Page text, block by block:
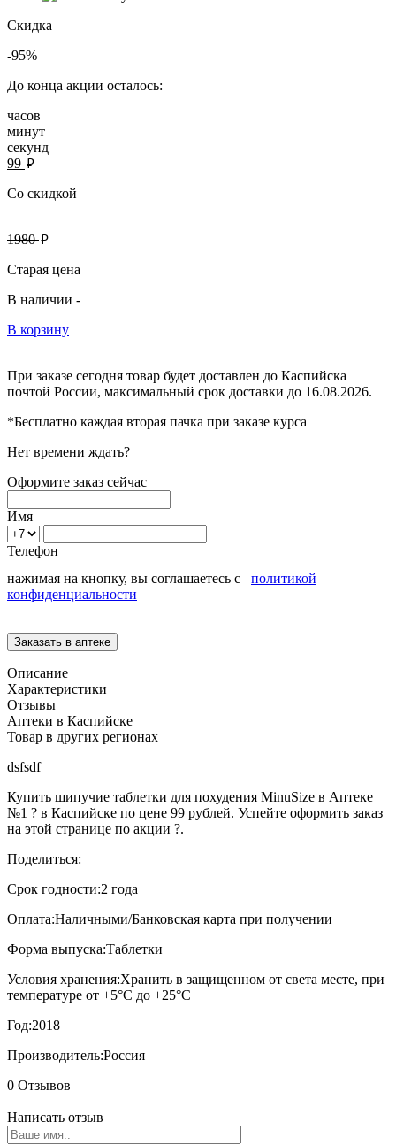
Скидка
-95%
До конца акции осталось:
часов
минут
секунд
99 руб.
Со скидкой
1980руб.
Старая цена
В наличии -
В корзину
При заказе сегодня товар будет доставлен до Каспийска
почтой России, максимальный срок доставки до 16.08.2026.
*Бесплатно каждая вторая пачка при заказе курса
Нет времени ждать?
Оформите заказ сейчас
Имя
Телефон
нажимая на кнопку, вы соглашаетесь с политикой
конфиденциальности
Описание
Характеристики
Отзывы
Аптеки в Каспийске
Товар в других регионах
dsfsdf
Купить шипучие таблетки для похудения MinuSize в Аптеке
№1 ? в Каспийске по цене 99 рублей. Успейте оформить заказ
на этой странице по акции ?.
Поделиться:
Срок годности:2 года
Оплата:Наличными/Банковская карта при получении
Форма выпуска:Таблетки
Условия хранения:Хранить в защищенном от света месте, при
температуре от +5°С до +25°С
Год:2018
Производитель:Россия
0 Отзывов
Написать отзыв